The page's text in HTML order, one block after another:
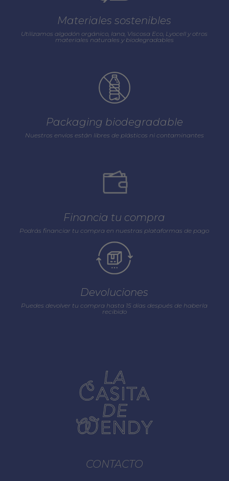
Materiales sostenibles
Utilizamos algodón orgánico, lana, Viscosa Eco, Lyocell y otros
materiales naturales y biodegradables
Packaging biodegradable
Nuestros envios están libres de plásticos ni contaminantes
Financia tu compra
Podrás financiar tu compra en nuestras plataformas de pago
Devoluciones
Puedes devolver tu compra hasta 15 días después de haberla
recibido
CONTACTO